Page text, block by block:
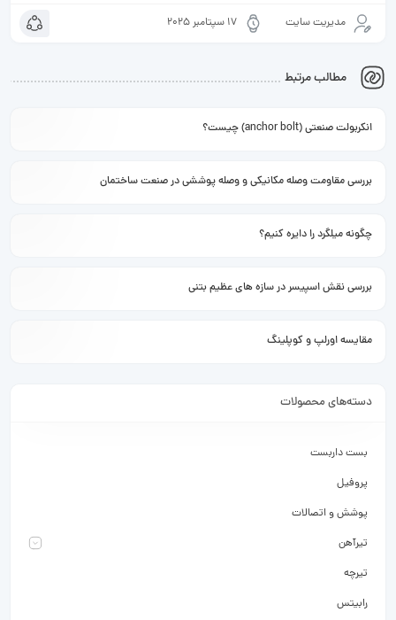
مدیریت سایت 17 سپتامبر 2025
مطالب مرتبط
انکربولت صنعتی (anchor bolt) چیست؟
بررسی مقاومت وصله مکانیکی و وصله پوششی در صنعت ساختمان
چگونه میلگرد را دایره کنیم؟
بررسی نقش اسپیسر در سازه های عظیم بتنی
مقایسه اورلپ و کوپلینگ
دسته‌های محصولات
بست داربست
پروفیل
پوشش و اتصالات
تیرآهن
تیرچه
رابیتس